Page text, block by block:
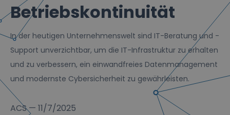
Betriebskontinuität
In der heutigen Unternehmenswelt sind IT-Beratung und -
Support unverzichtbar, um die IT-Infrastruktur zu erhalten
und zu verbessern, ein einwandfreies Datenmanagement
und modernste Cybersicherheit zu gewährleisten.
ACS— 11/7/2025